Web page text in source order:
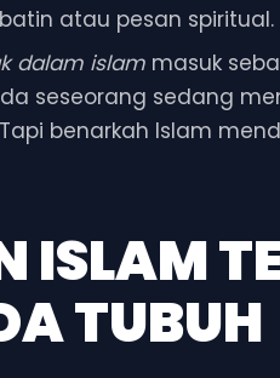
atau pesan spiritual.
dalam islammasuk
seseorang sedang
benarkah Islam
ISLAM
TUBUH